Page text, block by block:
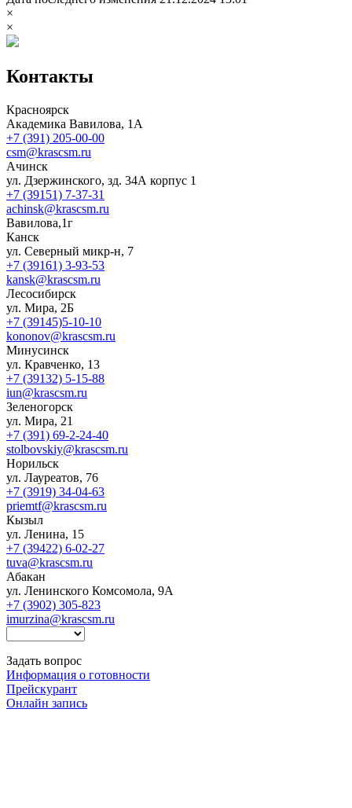
×
×
Контакты
Красноярск
Академика Вавилова, 1А
+7 (391) 205-00-00
csm@krascsm.ru
Ачинск
ул. Дзержинского, зд. 34А корпус 1
+7 (39151) 7-37-31
achinsk@krascsm.ru
Вавилова,1г
Канск
ул. Северный микр-н, 7
+7 (39161) 3-93-53
kansk@krascsm.ru
Лесосибирск
ул. Мира, 2Б
+7 (39145)5-10-10
kononov@krascsm.ru
Минусинск
ул. Кравченко, 13
+7 (39132) 5-15-88
iun@krascsm.ru
Зеленогорск
ул. Мира, 21
+7 (391) 69-2-24-40
stolbovskiy@krascsm.ru
Норильск
ул. Лауреатов, 76
+7 (3919) 34-04-63
priemtf@krascsm.ru
Кызыл
ул. Ленина, 15
+7 (39422) 6-02-27
tuva@krascsm.ru
Абакан
ул. Ленинского Комсомола, 9А
+7 (3902) 305-823
imurzina@krascsm.ru
Задать вопрос
Информация о готовности
Прейскурант
Онлайн запись